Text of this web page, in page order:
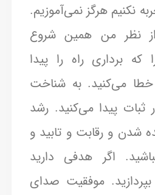
نکنیم هرگز نمی‌آموزیم.
نظر من همین شروع
برداری راه را پیدا
می‌کنید. به شناخت
ثبات پیدا می‌کنید. رشد
شدن و رقابت و تابید و
اگر هدفی دارید
موفقیت صدای